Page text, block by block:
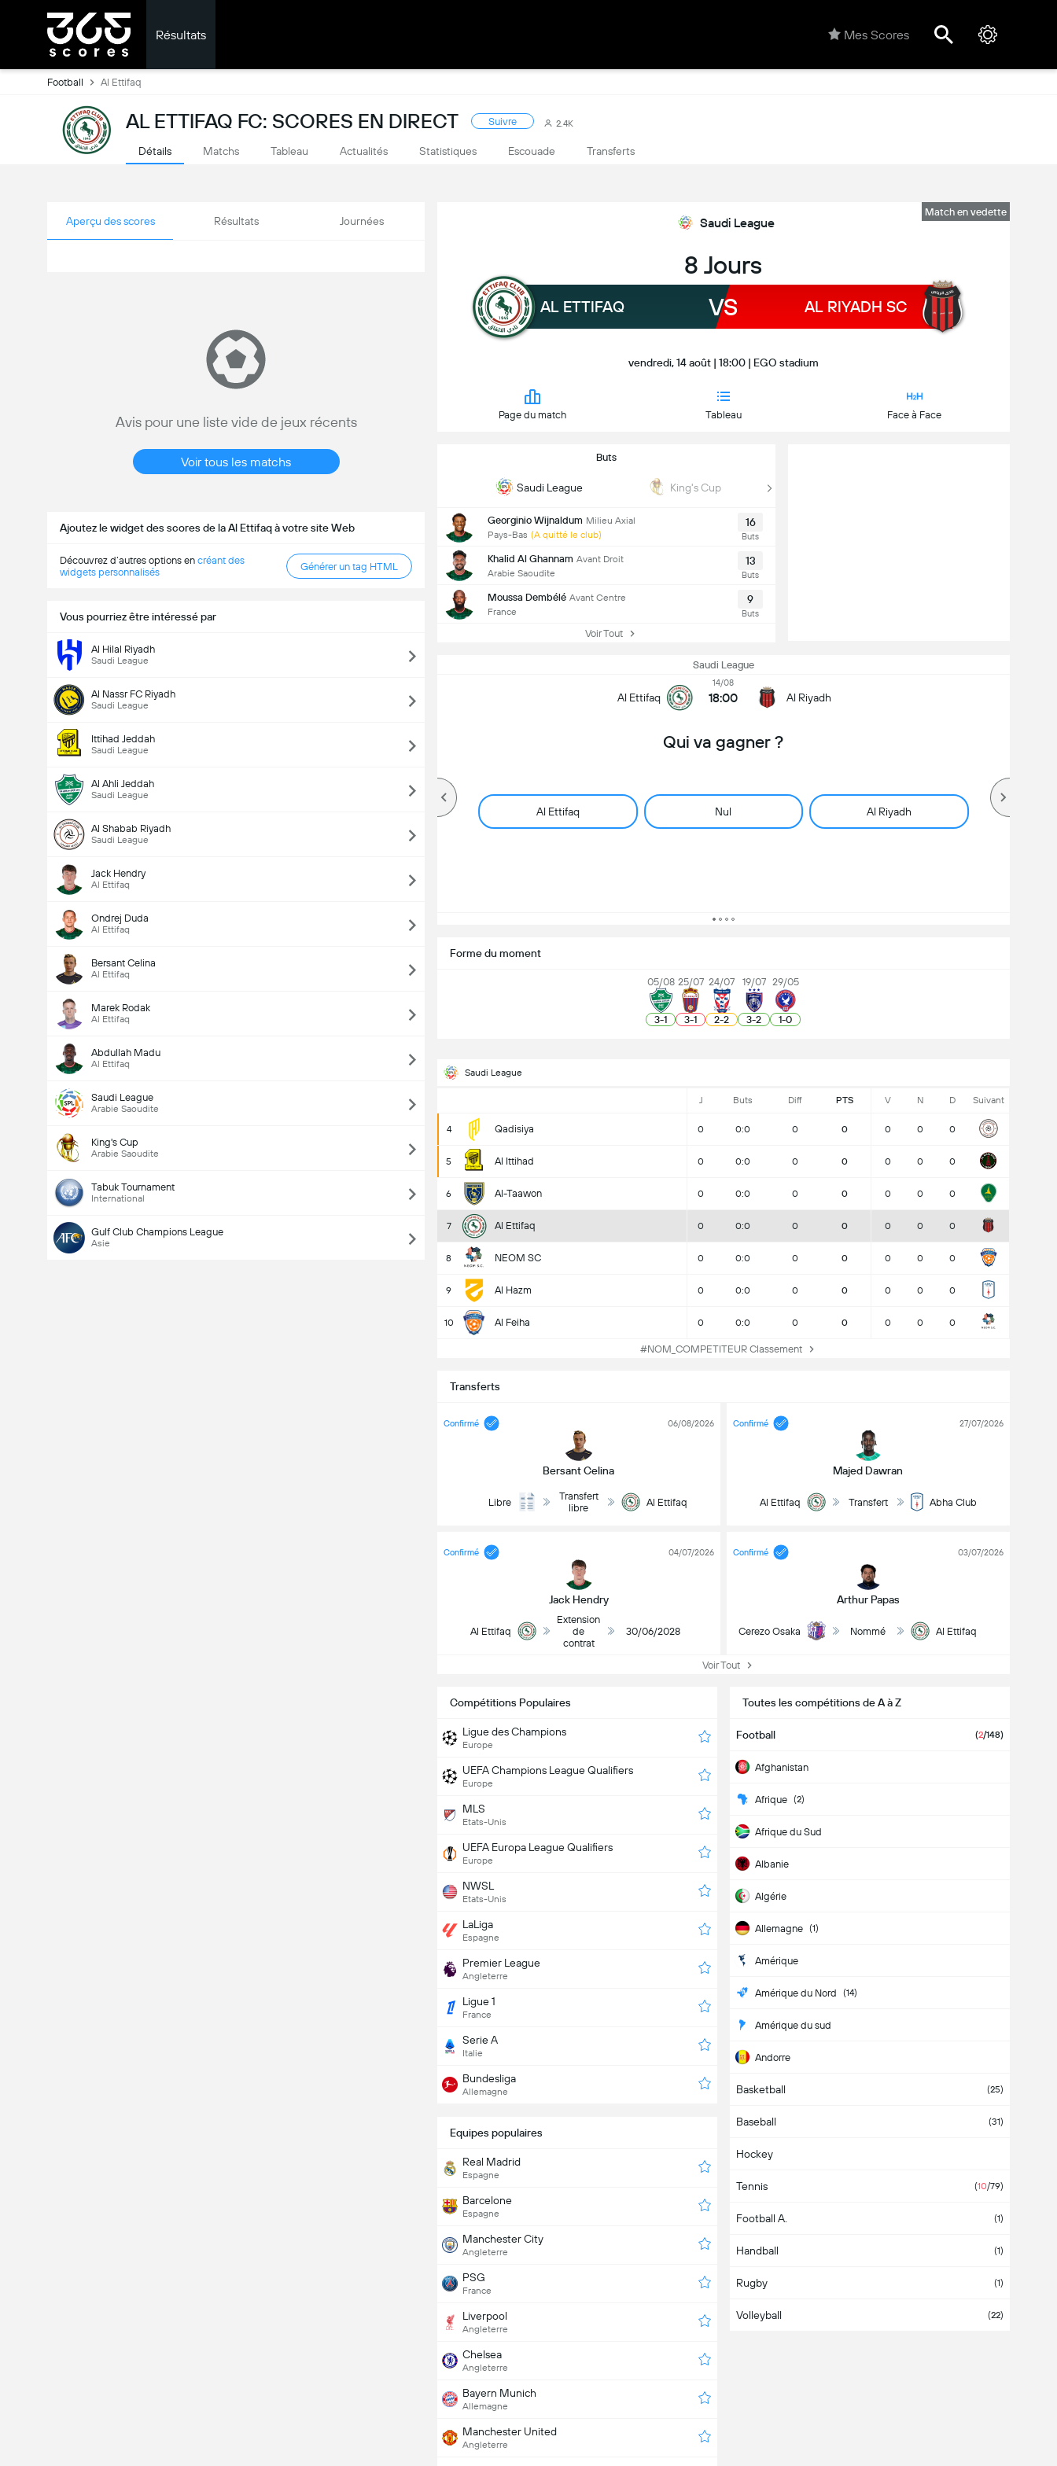
Résultats Mes Scores
Football Al Ettifaq
AL ETTIFAQ FC: SCORES EN DIRECT Suivre 2.4K
Détails Matchs Tableau Actualités Statistiques Escouade Transferts
Aperçu des scores Résultats Journées
Avis pour une liste vide de jeux récents
Voir tous les matchs
Ajoutez le widget des scores de la Al Ettifaq à votre site Web
Découvrez d’autres options en créant des
widgets personnalisés
Générer un tag HTML
Vous pourriez être intéressé par
Al Hilal Riyadh
Saudi League
Al Nassr FC Riyadh
Saudi League
Ittihad Jeddah
Saudi League
Al Ahli Jeddah
Saudi League
Al Shabab Riyadh
Saudi League
Jack Hendry
Al Ettifaq
Ondrej Duda
Al Ettifaq
Bersant Celina
Al Ettifaq
Marek Rodak
Al Ettifaq
Abdullah Madu
Al Ettifaq
Saudi League
Arabie Saoudite
King's Cup
Arabie Saoudite
Tabuk Tournament
International
Gulf Club Champions League
Asie
Match en vedette
Saudi League
8 Jours
AL ETTIFAQ VS AL RIYADH SC
vendredi, 14 août | 18:00 | EGO stadium
Page du match Tableau Face à Face
Buts
Saudi League King's Cup
Georginio Wijnaldum Milieu Axial
Pays-Bas (A quitté le club)
16
Buts
Khalid Al Ghannam Avant Droit
Arabie Saoudite
13
Buts
Moussa Dembélé Avant Centre
France
9
Buts
Voir Tout
Saudi League
Al Ettifaq
14/08
18:00 Al Riyadh
Qui va gagner ?
Al Ettifaq Nul Al Riyadh
King's Cup
Al Jabalain 16:15
Nombre total de but (2.5)
Forme du moment
05/08
3-1
25/07
3-1
24/07
2-2
19/07
3-2
29/05
1-0
Saudi League
J Buts Diff PTS V N D Suivant
4 Qadisiya 0 0:0 0 0 0 0 0
5 Al Ittihad 0 0:0 0 0 0 0 0
6 Al-Taawon 0 0:0 0 0 0 0 0
7 Al Ettifaq 0 0:0 0 0 0 0 0
8 NEOM SC 0 0:0 0 0 0 0 0
9 Al Hazm 0 0:0 0 0 0 0 0
10 Al Feiha 0 0:0 0 0 0 0 0
#NOM_COMPETITEUR Classement
Transferts
Confirmé
Bersant Celina
06/08/2026
Libre
Transfert
libre
Al Ettifaq
Confirmé
Majed Dawran
27/07/2026
Al Ettifaq Transfert Abha Club
Confirmé
Jack Hendry
04/07/2026
Al Ettifaq
Extension
de
contrat
30/06/2028
Confirmé
Arthur Papas
03/07/2026
Cerezo Osaka Nommé Al Ettifaq
Voir Tout
Compétitions Populaires
Ligue des Champions
Europe
UEFA Champions League Qualifiers
Europe
MLS
Etats-Unis
UEFA Europa League Qualifiers
Europe
NWSL
Etats-Unis
LaLiga
Espagne
Premier League
Angleterre
Ligue 1
France
Serie A
Italie
Bundesliga
Allemagne
Toutes les compétitions de A à Z
Football (2/148)
Afghanistan
Afrique (2)
Afrique du Sud
Albanie
Algérie
Allemagne (1)
Amérique
Amérique du Nord (14)
Amérique du sud
Andorre
Angleterre
Angola
Antigua-et-Barbuda
Arabie Saoudite
Argentine
Arménie
Aruba
Asie
Basketball (25)
Baseball (31)
Hockey
Tennis (10/79)
Football A. (1)
Handball (1)
Rugby (1)
Volleyball (22)
Equipes populaires
Real Madrid
Espagne
Barcelone
Espagne
Manchester City
Angleterre
PSG
France
Liverpool
Angleterre
Chelsea
Angleterre
Bayern Munich
Allemagne
Manchester United
Angleterre